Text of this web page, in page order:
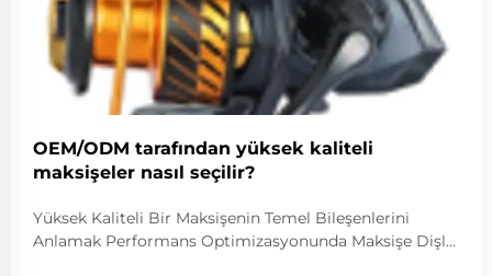
OEM/ODM tarafından yüksek kaliteli
maksişeler nasıl seçilir?
Yüksek Kaliteli Bir Maksişenin Temel Bileşenlerini
Anlamak Performans Optimizasyonunda Maksişe Dişli